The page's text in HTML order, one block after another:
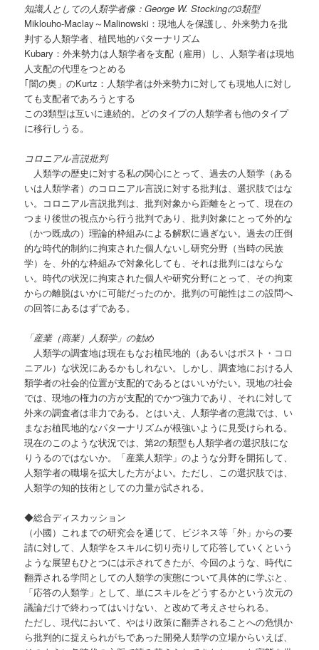
知識人としての人類学者像：George W. Stockingの3類型
Miklouho-Maclay～Malinowski：現地人を保護し、外来勢力を批
判する人類学者、植民地的パターナリズム
Kubary：外来勢力は人類学者を支配（雇用）し、人類学者は現地
人支配の代理をつとめる
｢闇の奥」のKurtz：人類学者は外来勢力に対しても現地人に対し
ても支配者であろうとする
この3類型は互いに連続的。どのタイプの人類学者も他のタイプ
に移行しうる。
コロニアル言説批判
人類学の歴史に対する私の関心にとって、過去の人類学（ある
いは人類学者）のコロニアル言説に対する批判は、選択肢ではな
い。コロニアル言説批判は、批判対象から距離をとって、現在の
つまり後世の視点から行う批判であり、批判対象にとって外的な
（かつ既成の）理論的枠組みによる解釈に過ぎない。過去の圧倒
的な時代的制約に拘束された個人ないし研究分野（当時の民族
学）を、外的な枠組みで対象化しても、それは批判にはならな
い。時代の状況に拘束された個人や研究分野にとって、その拘束
からの離脱はいかに可能だったのか。批判の可能性はこの設問へ
の回答にあるはずである。
「産業（商業）人類学」の勧め
人類学の調査地は現在もなお植民地的（あるいはポスト・コロ
ニアル）な状況にあるかもしれない。しかし、調査地における人
類学者の社会的位置が支配的であるとはいいがたい。現地の社会
では、現地の権力の方が支配的でかつ強力であり、それに対して
外来の調査者は非力である。とはいえ、人類学者の意識では、い
まなお植民地的なパターナリズムが根強いように見受けられる。
現在のこのような状況では、第2の類型も人類学者の選択肢にな
りうるのではないか。「産業人類学」のような分野を開拓して、
人類学者の職場を拡大した方がよい。ただし、この選択肢では、
人類学の知的技術としての力量が試される。
◆総合ディスカッション
（小國）これまでの研究会を通じて、ビジネス等「外」からの要
請に対して、人類学をスキルに切り売りして応答していくという
ような展望もひとつには示されてきたが、今回のような、時代に
翻弄される学問としての人類学の実態について具体的に学ぶと、
「応答の人類学」として、単にスキルをどうするかという次元の
議論だけで終わってはいけない、と改めて考えさせられる。
ただし、現代において、やはり政策に翻弄されることへの危惧か
ら批判的に捉えられがちであった開発人類学の立場からいえば、